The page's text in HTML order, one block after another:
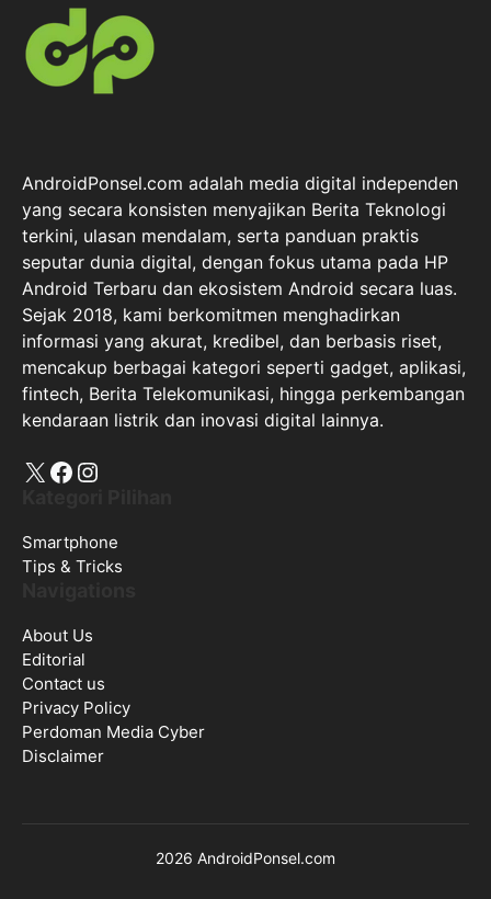
AndroidPonsel.com adalah media digital independen
yang secara konsisten menyajikan Berita Teknologi
terkini, ulasan mendalam, serta panduan praktis
seputar dunia digital, dengan fokus utama pada HP
Android Terbaru dan ekosistem Android secara luas.
Sejak 2018, kami berkomitmen menghadirkan
informasi yang akurat, kredibel, dan berbasis riset,
mencakup berbagai kategori seperti gadget, aplikasi,
fintech, Berita Telekomunikasi, hingga perkembangan
kendaraan listrik dan inovasi digital lainnya.
X Facebook
Instagram
Smartphone
Tips & Tricks
About Us
Editorial
Contact us
Privacy Policy
Perdoman Media Cyber
Disclaimer
2026 AndroidPonsel.com